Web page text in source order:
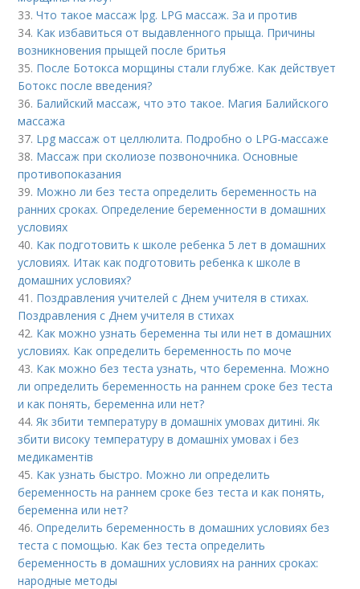
33.Что такое массаж lpg. LPG массаж. За и против
34. Как избавиться от выдавленного прыща. Причины
возникновения прыщей после бритья
35. После Ботокса морщины стали глубже. Как действует
Ботокс после введения?
36. Балийский массаж, что это такое. Магия Балийского
массажа
37. Lpg массаж от целлюлита. Подробно о LPG-массаже
38. Массаж при сколиозе позвоночника. Основные
противопоказания
39. Можно ли без теста определить беременность на
ранних сроках. Определение беременности в домашних
условиях
40. Как подготовить к школе ребенка 5 лет в домашних
условиях. Итак как подготовить ребенка к школе в
домашних условиях?
41. Поздравления учителей с Днем учителя в стихах.
Поздравления с Днем учителя в стихах
42. Как можно узнать беременна ты или нет в домашних
условиях. Как определить беременность по моче
43. Как можно без теста узнать, что беременна. Можно
ли определить беременность на раннем сроке без теста
и как понять, беременна или нет?
44. Як збити температуру в домашніх умовах дитині. Як
збити високу температуру в домашніх умовах і без
медикаментів
45. Как узнать быстро. Можно ли определить
беременность на раннем сроке без теста и как понять,
беременна или нет?
46.Определить беременность в домашних условиях без
теста с помощью. Как без теста определить
беременность в домашних условиях на ранних сроках:
народные методы